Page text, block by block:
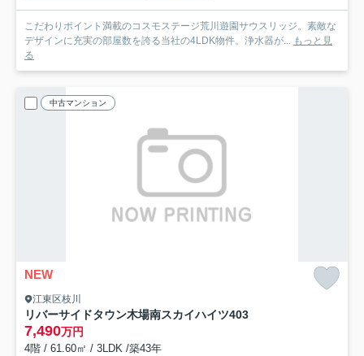
こだわりポイント満載のコスモステージ荒川遊園サウスリッジ。素敵な
デザインに充実の部屋数を誇る当社の4LDK物件。浄水器が... もっと見
る
中古マンション
NEW
江東区枝川
リバーサイドタウン木場南スカイハイツ403
7,490万円
4階 / 61.60㎡ / 3LDK /築43年